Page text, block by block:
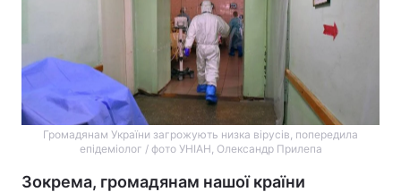
Громадянам України загрожують низка вірусів, попередила
епідеміолог / фото УНІАН, Олександр Прилепа
Зокрема, громадянам нашої країни